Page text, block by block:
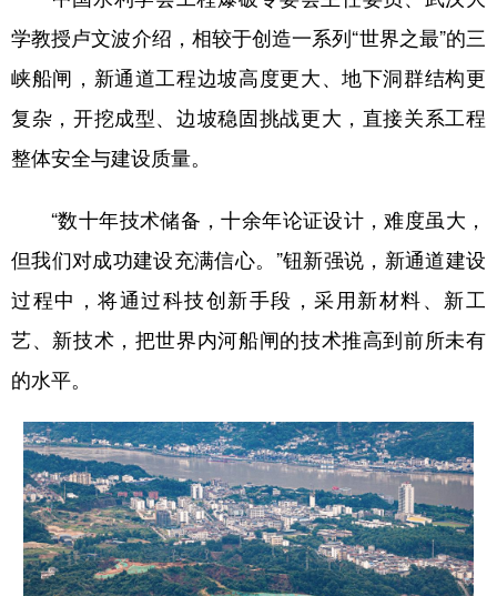
学教授卢文波介绍，相较于创造一系列“世界之最”的三
峡船闸，新通道工程边坡高度更大、地下洞群结构更
复杂，开挖成型、边坡稳固挑战更大，直接关系工程
整体安全与建设质量。
“数十年技术储备，十余年论证设计，难度虽大，
但我们对成功建设充满信心。”钮新强说，新通道建设
过程中，将通过科技创新手段，采用新材料、新工
艺、新技术，把世界内河船闸的技术推高到前所未有
的水平。